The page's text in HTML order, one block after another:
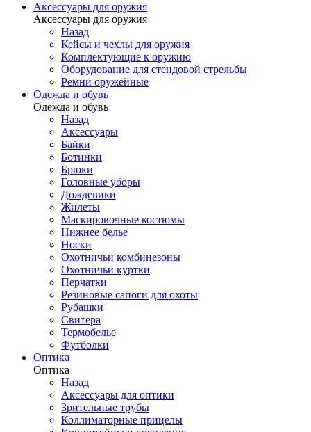
Аксессуары для оружия
Аксессуары для оружия
Назад
Кейсы и чехлы для оружия
Комплектующие к оружию
Оборудование для стендовой стрельбы
Ремни оружейные
Одежда и обувь
Одежда и обувь
Назад
Аксессуары
Байки
Ботинки
Брюки
Головные уборы
Дождевики
Жилеты
Маскировочные костюмы
Нижнее белье
Носки
Охотничьи комбинезоны
Охотничьи куртки
Перчатки
Резиновые сапоги для охоты
Рубашки
Свитера
Термобелье
Футболки
Оптика
Оптика
Назад
Аксессуары для оптики
Зрительные трубы
Коллиматорные прицелы